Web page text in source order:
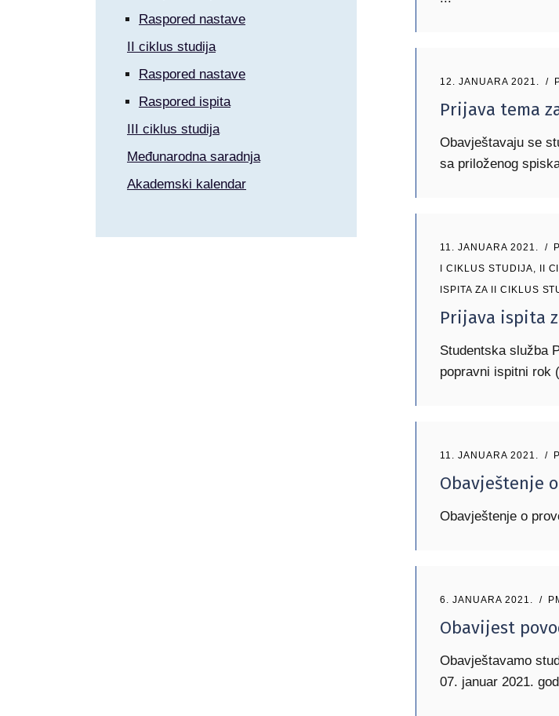
12. JANUARA 2021.
Prijava tema
Obavještavaju se
sa priloženog
11. JANUARA 2021.
I CIKLUS STUDIJA, II
ISPITA ZA II CIKLUS
Prijava ispita
Studentska služba
popravni ispitni rok
11. JANUARA 2021.
Obavještenje
Obavještenje o
6. JANUARA 2021.
Obavijest
Obavještavamo
07. januar 2021.
Raspored nastave
II ciklus studija
Raspored nastave
Raspored ispita
III ciklus studija
Međunarodna saradnja
Akademski kalendar